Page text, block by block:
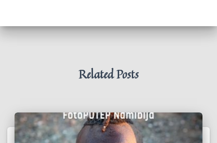
Related Posts